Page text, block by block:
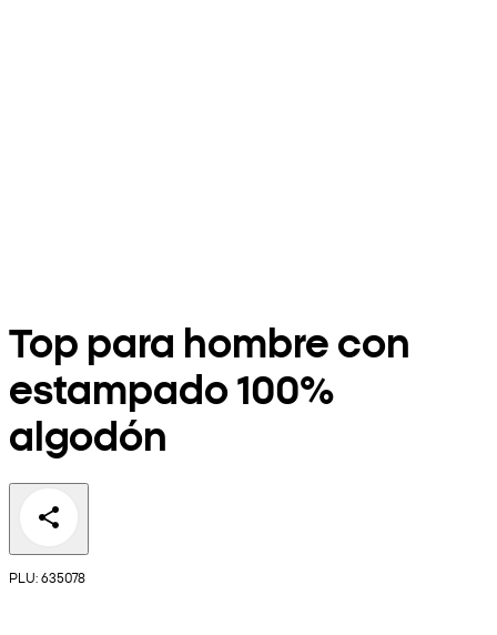
Top para hombre con
estampado 100%
algodón
PLU: 635078